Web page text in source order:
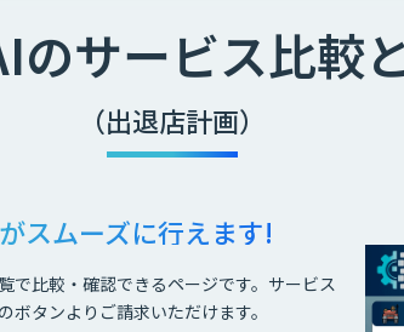
のサービス比較
（出退店計画）
スムーズに行えます!
で比較・確認できるページです。サービス
タンよりご請求いただけます。